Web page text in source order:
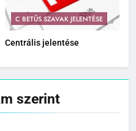
C BETŰS SZAVAK JELENTÉSE
Centrális jelentése
szerint